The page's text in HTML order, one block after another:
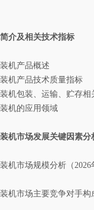
介及相关技术指标
机产品概述
产品技术质量指标
包装、运输、贮存相
的应用领域
机市场发展关键因素分
市场规模分析（2026
市场主要竞争对手构